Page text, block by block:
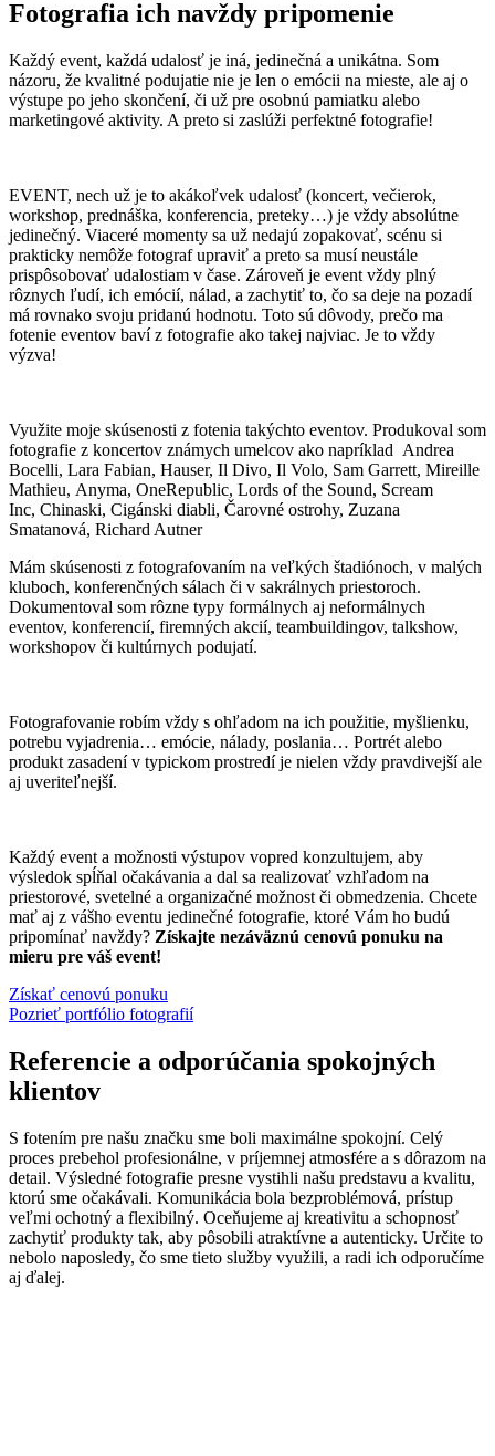
Fotografia ich navždy pripomenie
Každý event, každá udalosť je iná, jedinečná a unikátna. Som
názoru, že kvalitné podujatie nie je len o emócii na mieste, ale aj o
výstupe po jeho skončení, či už pre osobnú pamiatku alebo
marketingové aktivity. A preto si zaslúži perfektné fotografie!
EVENT, nech už je to akákoľvek udalosť (koncert, večierok,
workshop, prednáška, konferencia, preteky…) je vždy absolútne
jedinečný. Viaceré momenty sa už nedajú zopakovať, scénu si
prakticky nemôže fotograf upraviť a preto sa musí neustále
prispôsobovať udalostiam v čase. Zároveň je event vždy plný
rôznych ľudí, ich emócií, nálad, a zachytiť to, čo sa deje na pozadí
má rovnako svoju pridanú hodnotu. Toto sú dôvody, prečo ma
fotenie eventov baví z fotografie ako takej najviac. Je to vždy
výzva!
Využite moje skúsenosti z fotenia takýchto eventov. Produkoval som
fotografie z koncertov známych umelcov ako napríklad Andrea
Bocelli, Lara Fabian, Hauser, Il Divo, Il Volo, Sam Garrett, Mireille
Mathieu, Anyma, OneRepublic, Lords of the Sound, Scream
Inc, Chinaski, Cigánski diabli, Čarovné ostrohy, Zuzana
Smatanová, Richard Autner
Mám skúsenosti z fotografovaním na veľkých štadiónoch, v malých
kluboch, konferenčných sálach či v sakrálnych priestoroch.
Dokumentoval som rôzne typy formálnych aj neformálnych
eventov, konferencií, firemných akcií, teambuildingov, talkshow,
workshopov či kultúrnych podujatí.
Fotografovanie robím vždy s ohľadom na ich použitie, myšlienku,
potrebu vyjadrenia… emócie, nálady, poslania… Portrét alebo
produkt zasadení v typickom prostredí je nielen vždy pravdivejší ale
aj uveriteľnejší.
Každý event a možnosti výstupov vopred konzultujem, aby
výsledok spĺňal očakávania a dal sa realizovať vzhľadom na
priestorové, svetelné a organizačné možnost či obmedzenia. Chcete
mať aj z vášho eventu jedinečné fotografie, ktoré Vám ho budú
pripomínať navždy? Získajte nezáväznú cenovú ponuku na
mieru pre váš event!
Získať cenovú ponuku
Pozrieť portfólio fotografií
Referencie a odporúčania spokojných
klientov
S fotením pre našu značku sme boli maximálne spokojní. Celý
proces prebehol profesionálne, v príjemnej atmosfére a s dôrazom na
detail. Výsledné fotografie presne vystihli našu predstavu a kvalitu,
ktorú sme očakávali. Komunikácia bola bezproblémová, prístup
veľmi ochotný a flexibilný. Oceňujeme aj kreativitu a schopnosť
zachytiť produkty tak, aby pôsobili atraktívne a autenticky. Určite to
nebolo naposledy, čo sme tieto služby využili, a radi ich odporučíme
aj ďalej.